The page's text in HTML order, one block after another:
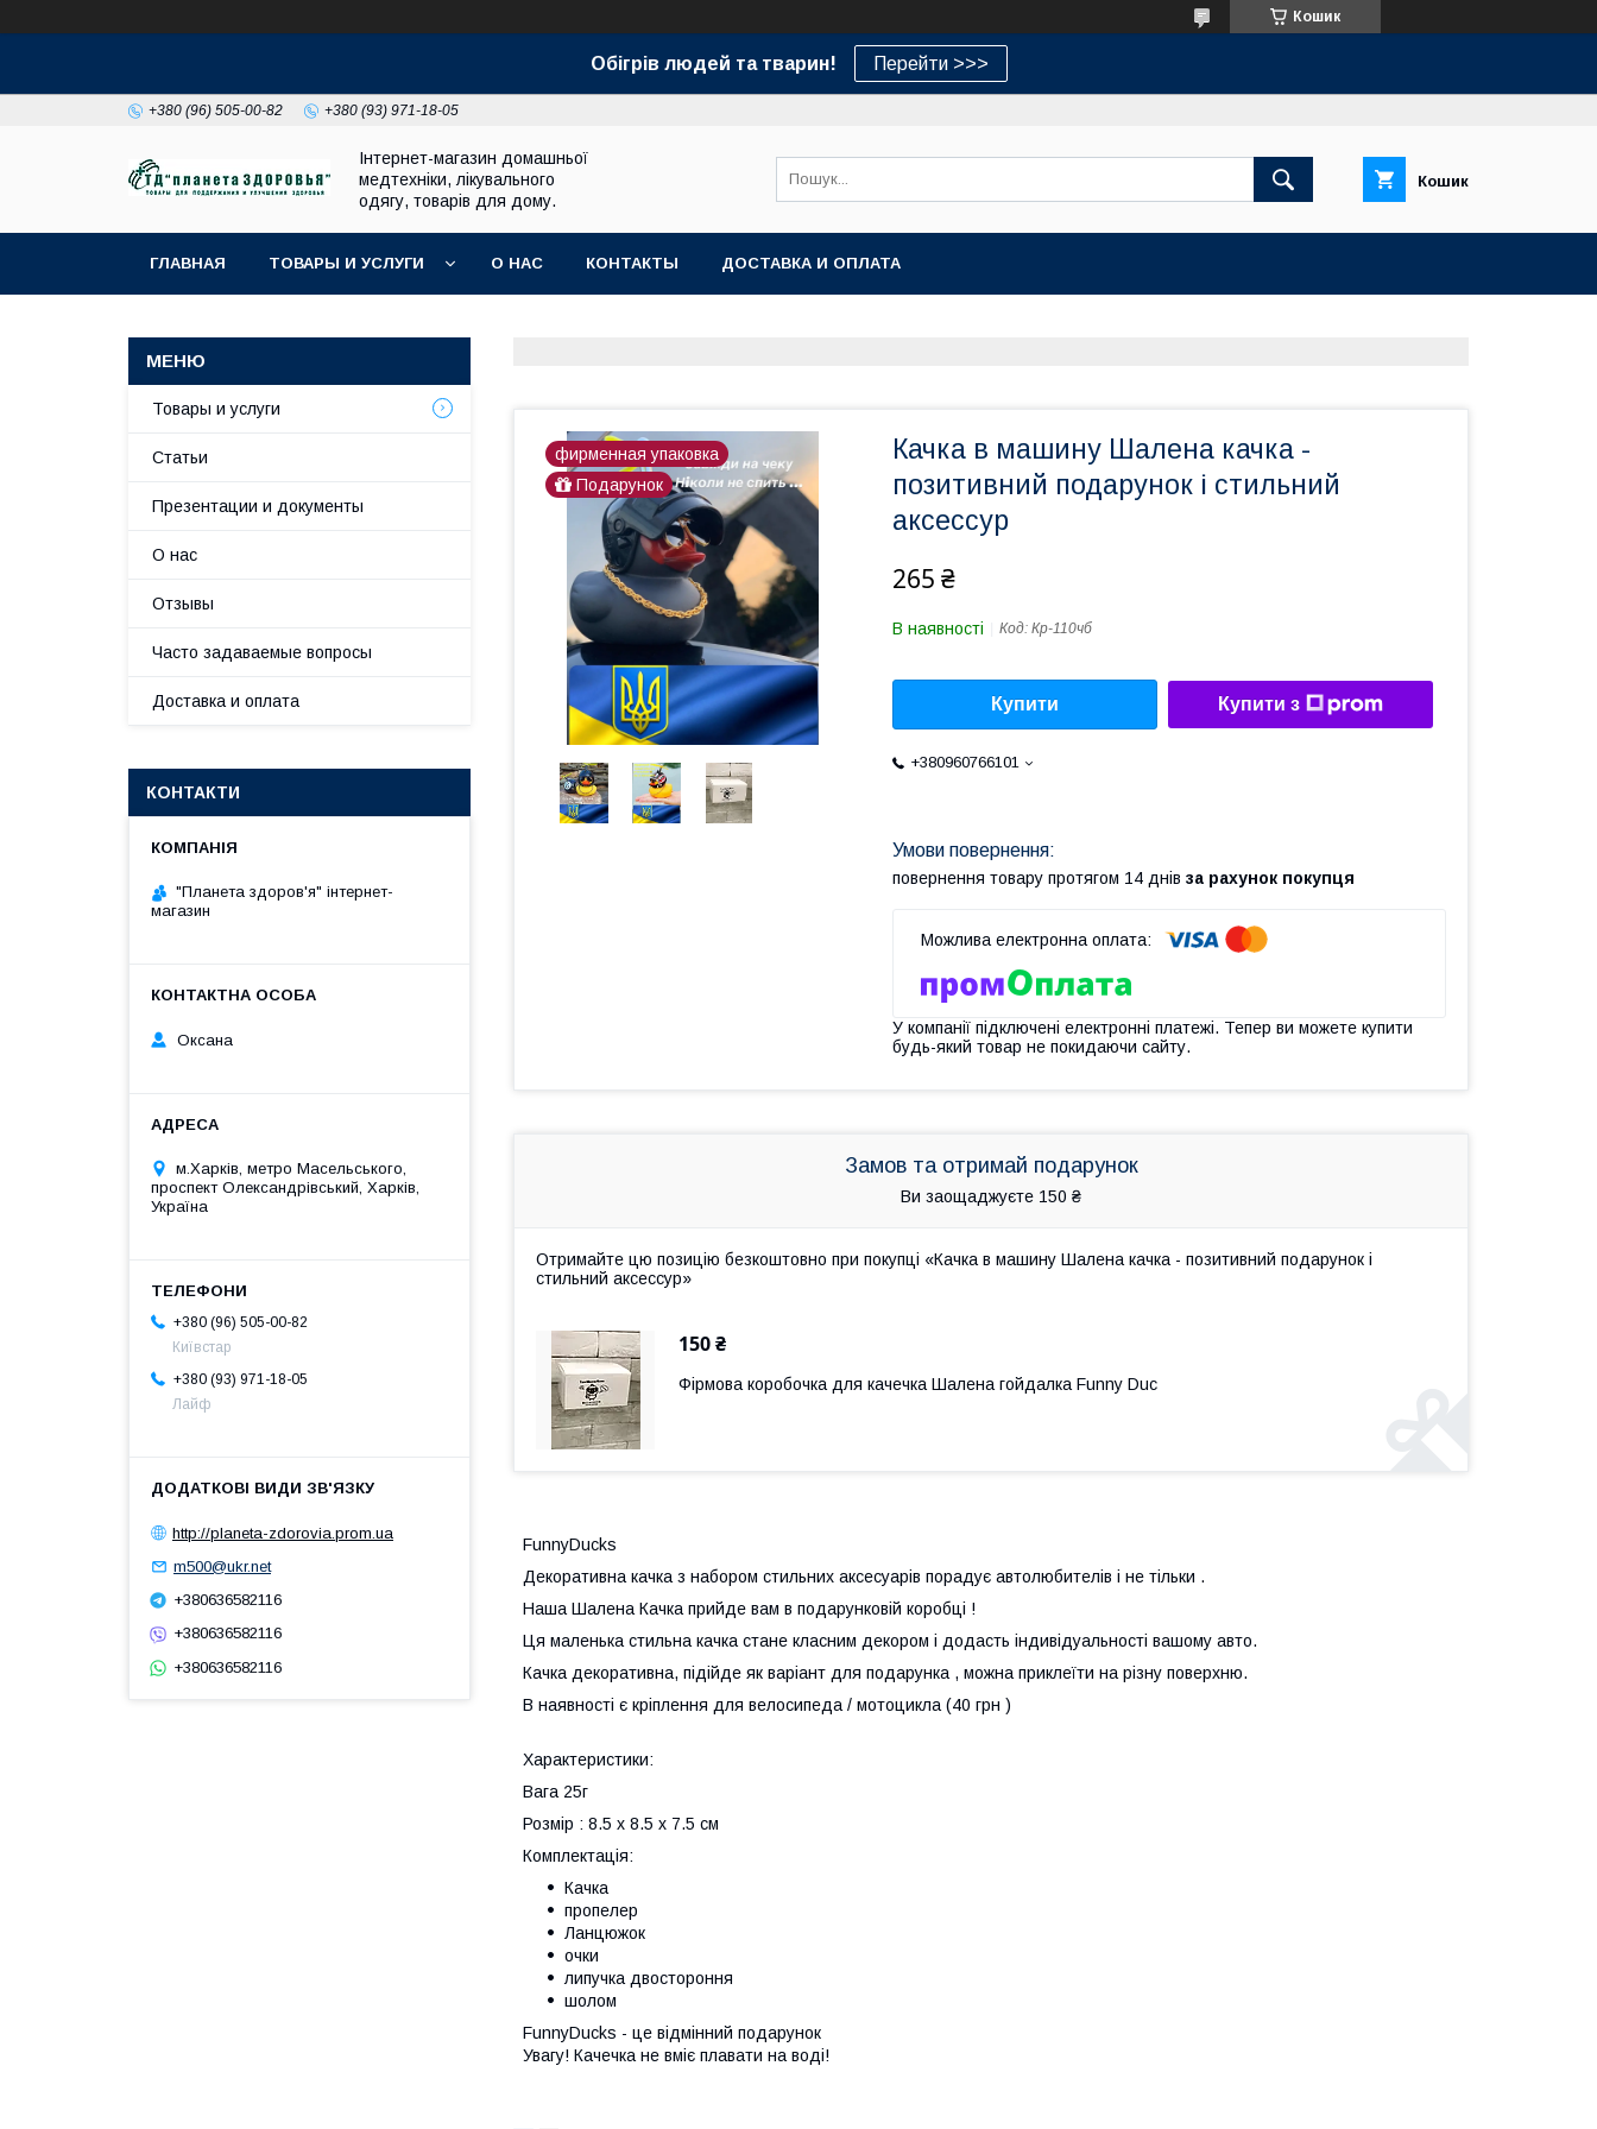
Кошик
Обігрів людей та тварин! Перейти >>>
+380 (96) 505-00-82 +380 (93) 971-18-05
Інтернет-магазин домашньої
медтехніки, лікувального
одягу, товарів для дому.
Кошик
ГЛАВНАЯ ТОВАРЫ И УСЛУГИ О НАС КОНТАКТЫ ДОСТАВКА И ОПЛАТА
фирменная упаковка
Подарунок
Качка в машину Шалена качка -
позитивний подарунок і стильний
аксессур
265 ₴
В наявності Код: Кр-110чб
Купити Купити з
+380960766101
повернення товару протягом 14 днів за рахунок покупця
У компанії підключені електронні платежі. Тепер ви можете купити
будь-який товар не покидаючи сайту.
Замов та отримай подарунок
Ви заощаджуєте 150 ₴
Отримайте цю позицію безкоштовно при покупці «Качка в машину Шалена качка - позитивний подарунок і
стильний аксессур»
150 ₴
Фірмова коробочка для качечка Шалена гойдалка Funny Duc
FunnyDucks
Декоративна качка з набором стильних аксесуарів порадує автолюбителів і не тільки .
Наша Шалена Качка прийде вам в подарунковій коробці !
Ця маленька стильна качка стане класним декором і додасть індивідуальності вашому авто.
Качка декоративна, підійде як варіант для подарунка , можна приклеїти на різну поверхню.
В наявності є кріплення для велосипеда / мотоцикла (40 грн )
Характеристики:
Вага 25г
Розмір : 8.5 x 8.5 x 7.5 см
Комплектація:
Качка
пропелер
Ланцюжок
очки
липучка двостороння
шолом
FunnyDucks - це відмінний подарунок
Увагу! Качечка не вміє плавати на воді!
Товары и услуги
Статьи
Презентации и документы
О нас
Отзывы
Часто задаваемые вопросы
Доставка и оплата
КОНТАКТИ
"Планета здоров'я" інтернет-
магазин
Оксана
м.Харків, метро Масельського,
проспект Олександрівський, Харків,
Україна
+380 (96) 505-00-82
Київстар
+380 (93) 971-18-05
Лайф
http://planeta-zdorovia.prom.ua
m500@ukr.net
+380636582116
+380636582116
+380636582116